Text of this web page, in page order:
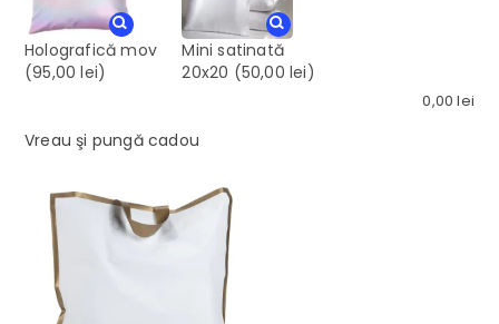
Holografică mov
(95,00 lei)
Mini satinată
20x20 (50,00 lei)
0,00lei
Vreau şi pungă cadou